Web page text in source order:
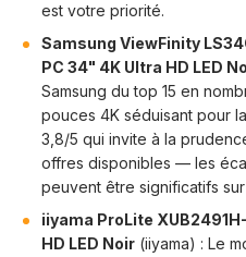
est votre priorité.
Samsung ViewFinity
PC 34" 4K Ultra HD LED
Samsung du top 15 en
pouces 4K séduisant pour
3,8/5 qui invite à la
offres disponibles — les
peuvent être significatifs
iiyama ProLite
HD LED Noir (iiyama) : Le